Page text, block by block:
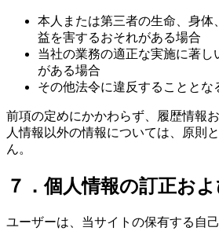
本人または第三者の生命、身体
益を害するおそれがある場合
当社の業務の適正な実施に著し
がある場合
その他法令に違反することとな
前項の定めにかかわらず、履歴情報
人情報以外の情報については、原則
ん。
７．個人情報の訂正お
ユーザーは、当サイトの保有する自